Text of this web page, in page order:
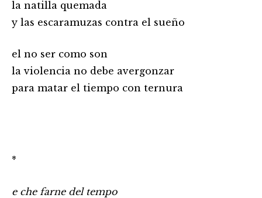
la natilla quemada
y las escaramuzas contra el sueño
el no ser como son
la violencia no debe avergonzar
para matar el tiempo con ternura
*
e che farne del tempo